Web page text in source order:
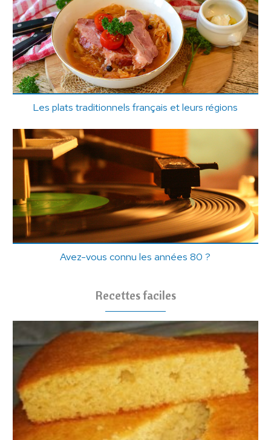
Les plats traditionnels français et leurs régions
Avez-vous connu les années 80 ?
Recettes faciles